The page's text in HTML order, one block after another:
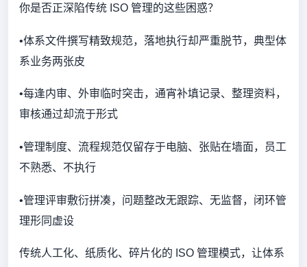
你是否正深陷传统 ISO 管理的这些困惑？
•体系文件撰写精致规范，落地执行却严重脱节，典型体
系业务两张皮
•每逢内审、外审临时突击，通宵补填记录、整理资料，
审核通过却流于形式
•管理制度、流程规范仅留存于电脑、张贴在墙面，员工
不熟悉、不执行
•管理评审敷衍拼凑，问题整改无跟踪、无监督，闭环管
理形同虚设
传统人工化、纸质化、碎片化的 ISO 管理模式，让体系